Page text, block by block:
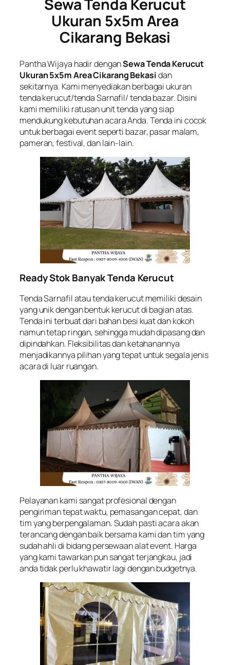
Sewa Tenda Kerucut
Ukuran 5x5m Area
Cikarang Bekasi
Pantha Wijaya hadir denganSewa Tenda Kerucut
Ukuran 5x5m Area Cikarang Bekasidan
sekitarnya. Kami menyediakan berbagai ukuran
tenda kerucut/tenda Sarnafil/ tenda bazar. Disini
kami memiliki ratusan unit tenda yang siap
mendukung kebutuhan acara Anda. Tenda ini cocok
untuk berbagai event seperti bazar, pasar malam,
pameran, festival, dan lain-lain.
Ready Stok Banyak Tenda Kerucut
Tenda Sarnafil atau tenda kerucut memiliki desain
yang unik dengan bentuk kerucut di bagian atas.
Tenda ini terbuat dari bahan besi kuat dan kokoh
namun tetap ringan, sehingga mudah dipasang dan
dipindahkan. Fleksibilitas dan ketahanannya
menjadikannya pilihan yang tepat untuk segala jenis
acara di luar ruangan.
Pelayanan kami sangat profesional dengan
pengiriman tepat waktu, pemasangan cepat, dan
tim yang berpengalaman. Sudah pasti acara akan
terancang dengan baik bersama kami dan tim yang
sudah ahli di bidang persewaan alat event. Harga
yang kami tawarkan pun sangat terjangkau, jadi
anda tidak perlu khawatir lagi dengan budgetnya.